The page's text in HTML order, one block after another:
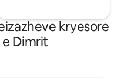
kryesore
Dimrit